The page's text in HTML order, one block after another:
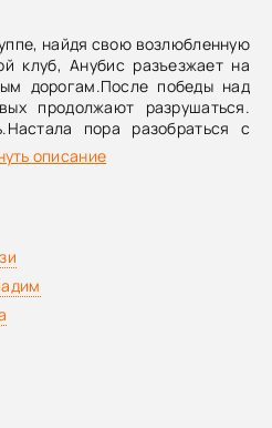
найдя свою возлюбленную
клуб, Анубис разъезжает на
дорогам.После победы над
продолжают разрушаться.
пора разобраться с
всем стоит.
описание